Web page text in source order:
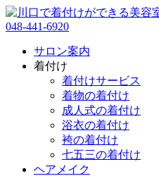
048-441-6920
サロン案内
着付け
着付けサービス
着物の着付け
成人式の着付け
浴衣の着付け
袴の着付け
七五三の着付け
ヘアメイク